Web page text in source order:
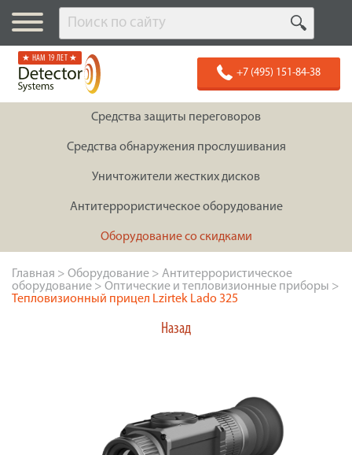
★ НАМ 19 ЛЕТ ★
+7 (495) 151-84-38
Средства защиты переговоров
Средства обнаружения прослушивания
Уничтожители жестких дисков
Антитеррористическое оборудование
Оборудование со скидками
Главная > Оборудование > Антитеррористическое
оборудование > Оптические и тепловизионные приборы >
Тепловизионный прицел Lzirtek Lado 325
Назад